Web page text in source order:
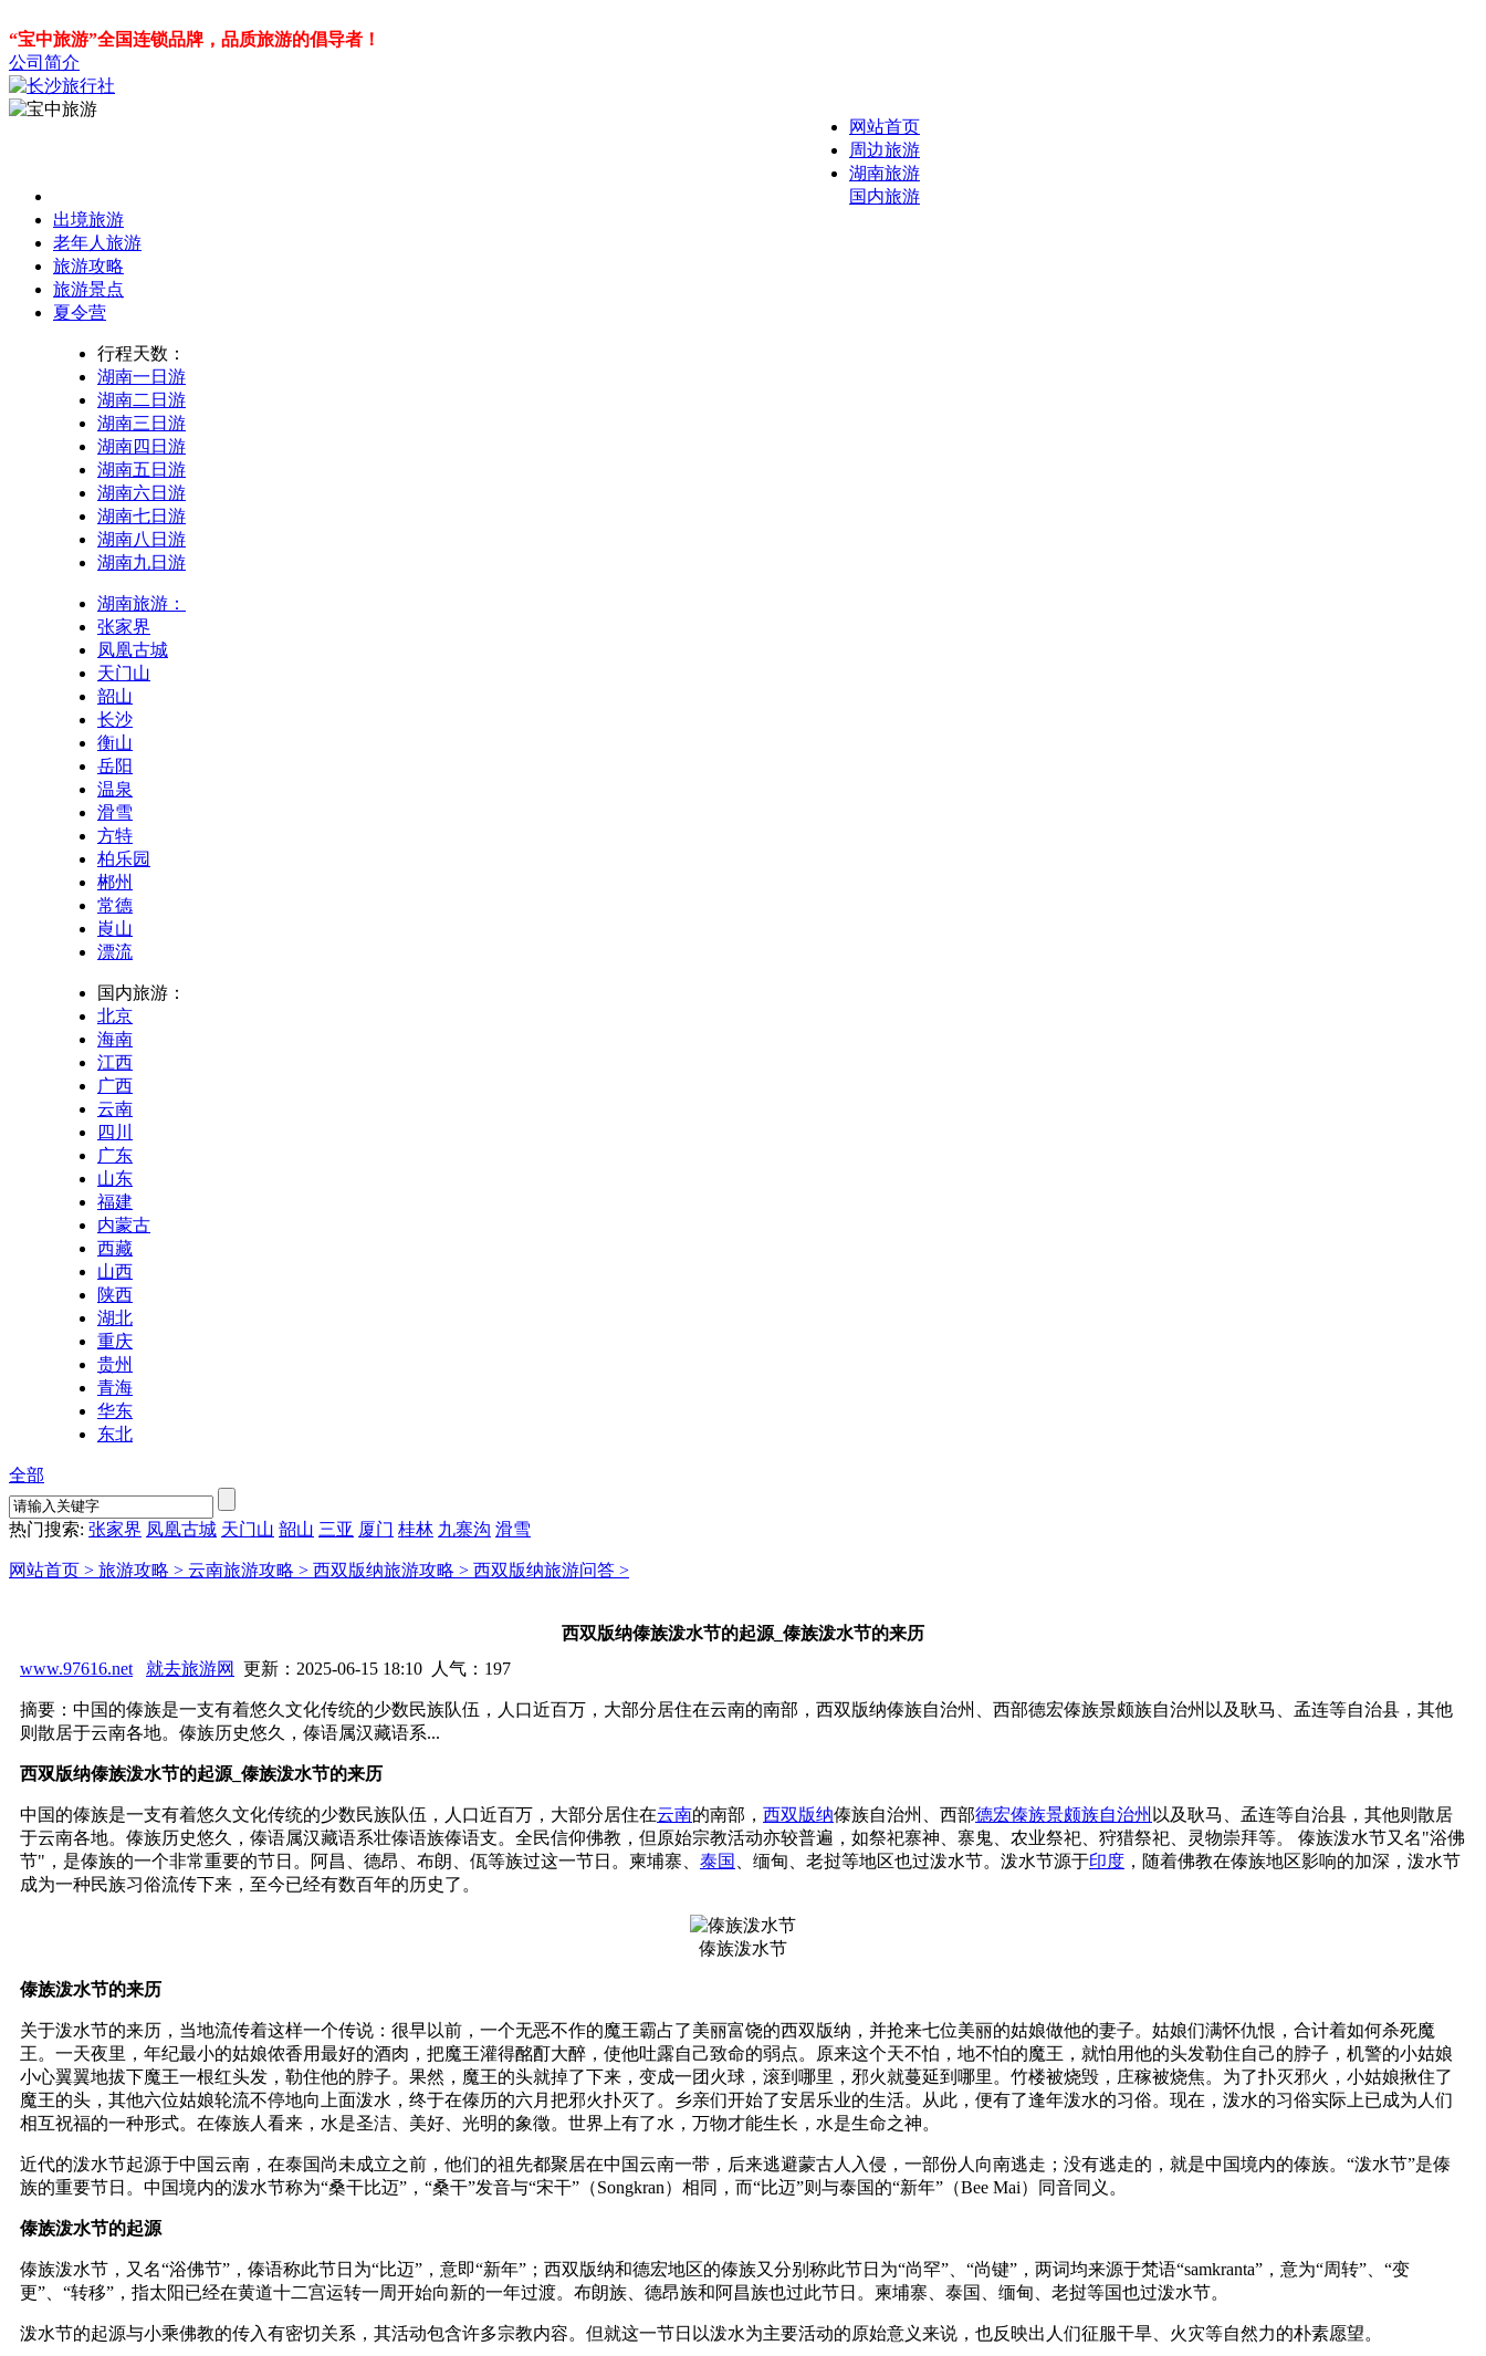
“宝中旅游”全国连锁品牌，品质旅游的倡导者！
公司简介
网站首页
周边旅游
湖南旅游
国内旅游
出境旅游
老年人旅游
旅游攻略
旅游景点
夏令营
行程天数：
湖南一日游
湖南二日游
湖南三日游
湖南四日游
湖南五日游
湖南六日游
湖南七日游
湖南八日游
湖南九日游
湖南旅游：
张家界
凤凰古城
天门山
韶山
长沙
衡山
岳阳
温泉
滑雪
方特
柏乐园
郴州
常德
崀山
漂流
国内旅游：
北京
海南
江西
广西
云南
四川
广东
山东
福建
内蒙古
西藏
山西
陕西
湖北
重庆
贵州
青海
华东
东北
全部
热门搜索: 张家界 凤凰古城 天门山 韶山 三亚 厦门 桂林 九寨沟 滑雪
网站首页 > 旅游攻略 > 云南旅游攻略 > 西双版纳旅游攻略 > 西双版纳旅游问答 >
西双版纳傣族泼水节的起源_傣族泼水节的来历
www.97616.net
就去旅游网 更新：2025-06-15 18:10 人气： 197
摘要：中国的傣族是一支有着悠久文化传统的少数民族队伍，人口近百万，大部分居住在云南的南部，西双版纳傣族自治州、西部德宏傣族景颇族自治州以及耿马、孟连等自治县，其他
则散居于云南各地。傣族历史悠久，傣语属汉藏语系...
西双版纳傣族泼水节的起源_傣族泼水节的来历
中国的傣族是一支有着悠久文化传统的少数民族队伍，人口近百万，大部分居住在云南的南部， 西双版纳傣族自治州、西部德宏傣族景颇族自治州 以及耿马、孟连等自治县，其他则散居
于云南各地。傣族历史悠久，傣语属汉藏语系壮傣语族傣语支。全民信仰佛教，但原始宗教活动亦较普遍，如祭祀寨神、寨鬼、农业祭祀、狩猎祭祀、灵物崇拜等。 傣族泼水节又名"浴佛
节"，是傣族的一个非常重要的节日。阿昌、德昂、布朗、佤等族过这一节日。柬埔寨、 泰国 、缅甸、老挝等地区也过泼水节。泼水节源于印度 ，随着佛教在傣族地区影响的加深，泼水节
成为一种民族习俗流传下来，至今已经有数百年的历史了。
傣族泼水节
傣族泼水节的来历
关于泼水节的来历，当地流传着这样一个传说：很早以前，一个无恶不作的魔王霸占了美丽富饶的西双版纳，并抢来七位美丽的姑娘做他的妻子。姑娘们满怀仇恨，合计着如何杀死魔
王。一天夜里，年纪最小的姑娘侬香用最好的酒肉，把魔王灌得酩酊大醉，使他吐露自己致命的弱点。原来这个天不怕，地不怕的魔王，就怕用他的头发勒住自己的脖子，机警的小姑娘
小心翼翼地拔下魔王一根红头发，勒住他的脖子。果然，魔王的头就掉了下来，变成一团火球，滚到哪里，邪火就蔓延到哪里。竹楼被烧毁，庄稼被烧焦。为了扑灭邪火，小姑娘揪住了
魔王的头，其他六位姑娘轮流不停地向上面泼水，终于在傣历的六月把邪火扑灭了。乡亲们开始了安居乐业的生活。从此，便有了逢年泼水的习俗。现在，泼水的习俗实际上已成为人们
相互祝福的一种形式。在傣族人看来，水是圣洁、美好、光明的象徵。世界上有了水，万物才能生长，水是生命之神。
近代的泼水节起源于中国云南，在泰国尚未成立之前，他们的祖先都聚居在中国云南一带，后来逃避蒙古人入侵，一部份人向南逃走；没有逃走的，就是中国境内的傣族。“泼水节”是傣
族的重要节日。中国境内的泼水节称为“桑干比迈”，“桑干”发音与“宋干”（Songkran）相同，而“比迈”则与泰国的“新年”（Bee Mai）同音同义。
傣族泼水节的起源
傣族泼水节，又名“浴佛节”，傣语称此节日为“比迈”，意即“新年”；西双版纳和德宏地区的傣族又分别称此节日为“尚罕”、“尚键”，两词均来源于梵语“samkranta”，意为“周转”、“变
更”、“转移”，指太阳已经在黄道十二宫运转一周开始向新的一年过渡。布朗族、德昂族和阿昌族也过此节日。柬埔寨、泰国、缅甸、老挝等国也过泼水节。
泼水节的起源与小乘佛教的传入有密切关系，其活动包含许多宗教内容。但就这一节日以泼水为主要活动的原始意义来说，也反映出人们征服干旱、火灾等自然力的朴素愿望。